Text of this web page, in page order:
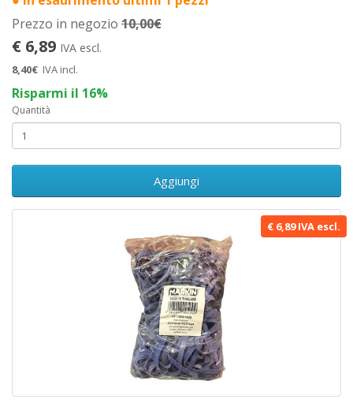
€ 6,89 IVA escl.
Prezzo in negozio 10,00€
€ 6,89 IVA escl.
8,40€ IVA incl.
Risparmi il 16%
Quantità
Aggiungi